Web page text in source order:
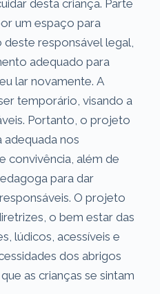
desta criança. Parte
um espaço para
responsável legal,
adequado para
lar novamente. A
temporário, visando a
Portanto, o projeto
nos
convivência, além de
para dar
O projeto
o bem estar das
lúdicos, acessíveis e
dos abrigos
as crianças se sintam